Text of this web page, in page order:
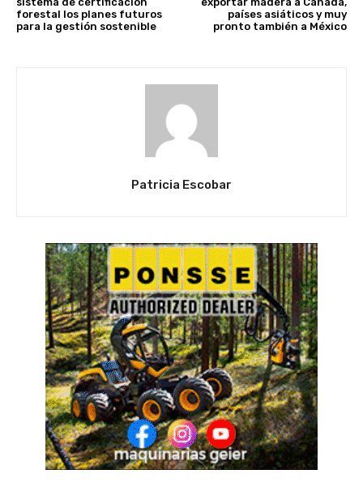
forestal los planes futuros
para la gestión sostenible
países asiáticos y muy
pronto también a México
Patricia Escobar